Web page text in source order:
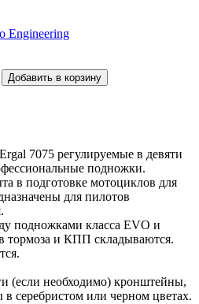
Engineering
7075 регулируемые в девяти
подножки.
в подготовке мотоциклов для
для пилотов
подножками класса EVO и
тормоза и КПП складываются.
(если необходимо) кронштейны,
серебристом или черном цветах.